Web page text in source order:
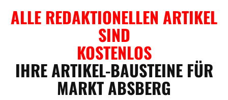
ALLE REDAKTIONELLEN ARTIKEL
SIND
KOSTENLOS
IHRE ARTIKEL-BAUSTEINE FÜR
MARKT ABSBERG